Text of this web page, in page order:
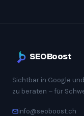
SEOBoost
Sichtbar in Google
zu beraten – für
info@seoboost.ch